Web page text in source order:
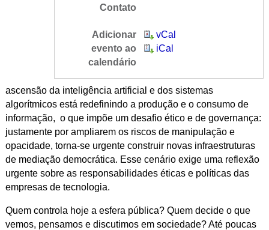
Contato
Adicionar
evento ao
calendário
vCal
iCal
ascensão da inteligência artificial e dos sistemas
algorítmicos está redefinindo a produção e o consumo de
informação, o que impõe um desafio ético e de governança:
justamente por ampliarem os riscos de manipulação e
opacidade, torna-se urgente construir novas infraestruturas
de mediação democrática. Esse cenário exige uma reflexão
urgente sobre as responsabilidades éticas e políticas das
empresas de tecnologia.
Quem controla hoje a esfera pública? Quem decide o que
vemos, pensamos e discutimos em sociedade? Até poucas